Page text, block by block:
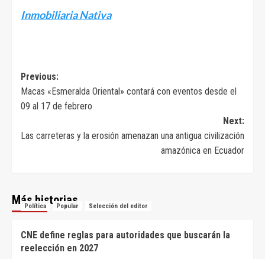
Inmobiliaria Nativa
Navegación
de
Previous:
Macas «Esmeralda Oriental» contará con eventos desde el
09 al 17 de febrero
Next:
Las carreteras y la erosión amenazan una antigua civilización
amazónica en Ecuador
Más historias
Política Popular Selección del editor
CNE define reglas para autoridades que buscarán la
reelección en 2027